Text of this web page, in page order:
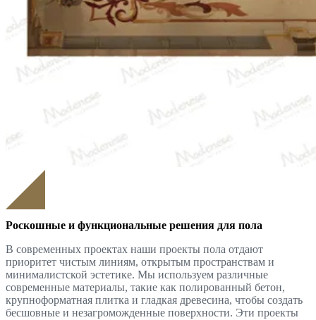
Роскошные и функциональные решения для пола
В современных проектах наши проекты пола отдают
приоритет чистым линиям, открытым пространствам и
минималистской эстетике. Мы используем различные
современные материалы, такие как полированный бетон,
крупноформатная плитка и гладкая древесина, чтобы создать
бесшовные и незагроможденные поверхности. Эти проекты